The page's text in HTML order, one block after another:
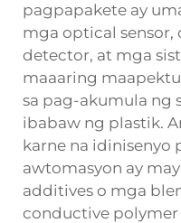
pagpapakete ay
mga optical
detector, at mga
maaaring
sa pag-akumula ng
ibabaw ng plastik.
karne na idinisenyo
awtomasyon ay
additives o mga
conductive polymer